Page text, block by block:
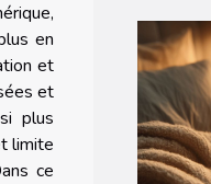
en
et
et
plus
limite
ce